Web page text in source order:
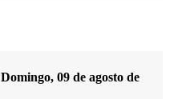
Domingo, 09 de agosto de